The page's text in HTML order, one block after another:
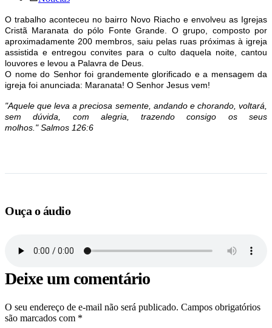
O trabalho aconteceu no bairro Novo Riacho e envolveu as Igrejas
Cristã Maranata do pólo Fonte Grande. O grupo, composto por
aproximadamente 200 membros, saiu pelas ruas próximas à igreja
assistida e entregou convites para o culto daquela noite, cantou
louvores e levou a Palavra de Deus.
O nome do Senhor foi grandemente glorificado e a mensagem da
igreja foi anunciada: Maranata! O Senhor Jesus vem!
"Aquele que leva a preciosa semente, andando e chorando, voltará,
sem dúvida, com alegria, trazendo consigo os seus
molhos."Salmos 126:6
Ouça o áudio
Deixe um comentário
O seu endereço de e-mail não será publicado. Campos obrigatórios
são marcados com *